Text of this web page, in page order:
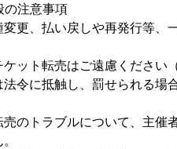
注意事項
変更、払い戻しや再発行等、
ケット転売はご遠慮ください
令に抵触し、罰せられる場
売のトラブルについて、主催